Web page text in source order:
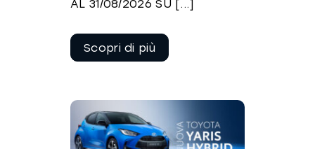
AL 31/08/2026 SU [...]
leggere